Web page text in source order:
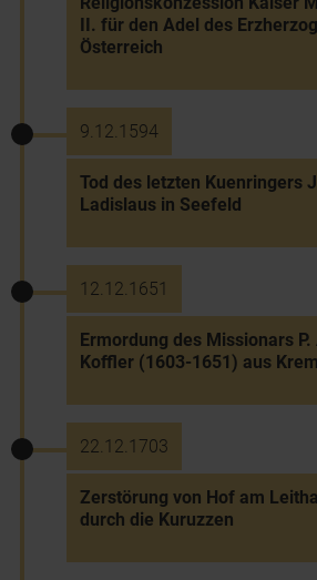
II. für den Adel des
Österreich
9.12.1594
Tod des letzten Kuenringers
Ladislaus in Seefeld
12.12.1651
Ermordung des Missionars
Koffler (1603-1651) aus
22.12.1703
Zerstörung von Hof am
durch die Kuruzzen